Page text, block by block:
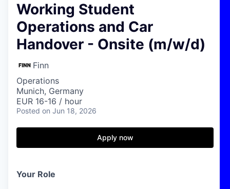
Working Student
Operations and Car
Handover - Onsite (m/w/d)
Finn
Operations
Munich, Germany
EUR 16-16 / hour
Posted on Jun 18, 2026
Apply now
Your Role